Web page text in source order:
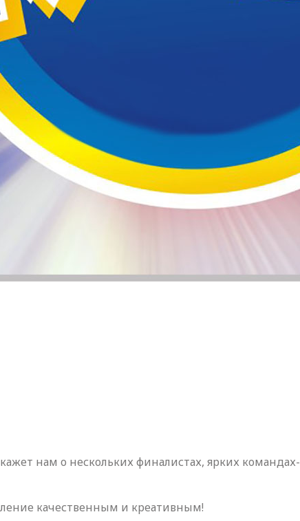
нам о нескольких финалистах, ярких командах-
качественным и креативным!